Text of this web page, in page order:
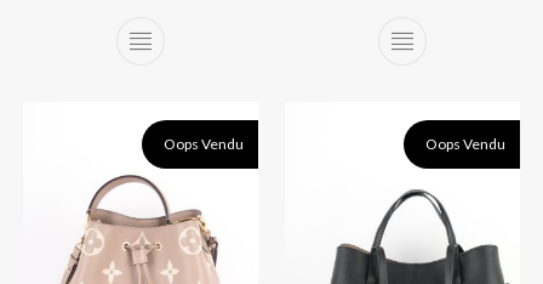
Oops Vendu Oops Vendu